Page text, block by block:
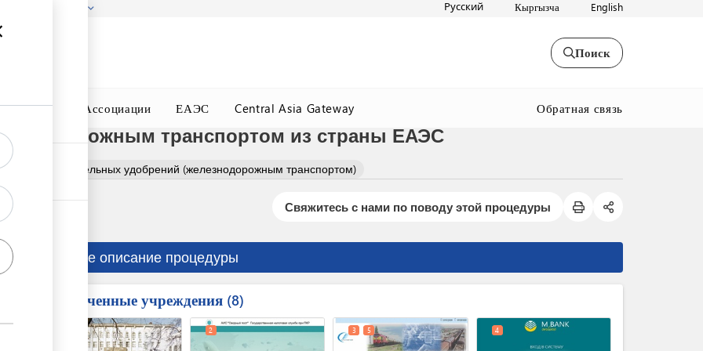
Русский Кыргызча English
Поиск
Окна Ассоциации ЕАЭС Central Asia Gateway Обратная связь
транспортом из страны ЕАЭС
растительных удобрений (железнодорожным транспортом)
Свяжитесь с нами по поводу этой процедуры
Краткое описание процедуры
Вовлеченные учреждения 8
2 3 5 4